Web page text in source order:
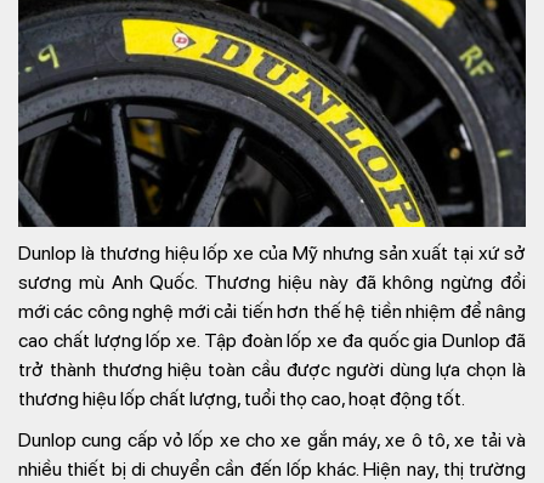
Dunlop là thương hiệu lốp xe của Mỹ nhưng sản xuất tại xứ sở
sương mù Anh Quốc. Thương hiệu này đã không ngừng đổi
mới các công nghệ mới cải tiến hơn thế hệ tiền nhiệm để nâng
cao chất lượng lốp xe. Tập đoàn lốp xe đa quốc gia Dunlop đã
trở thành thương hiệu toàn cầu được người dùng lựa chọn là
thương hiệu lốp chất lượng, tuổi thọ cao, hoạt động tốt.
Dunlop cung cấp vỏ lốp xe cho xe gắn máy, xe ô tô, xe tải và
nhiều thiết bị di chuyển cần đến lốp khác. Hiện nay, thị trường